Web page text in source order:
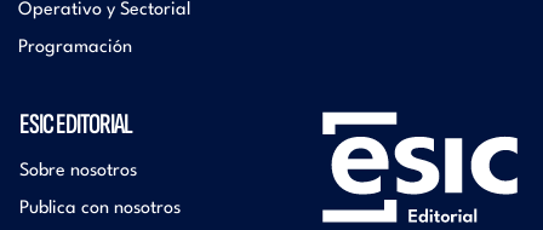
Operativo y Sectorial
Programación
ESIC EDITORIAL
Sobre nosotros
Publica con nosotros